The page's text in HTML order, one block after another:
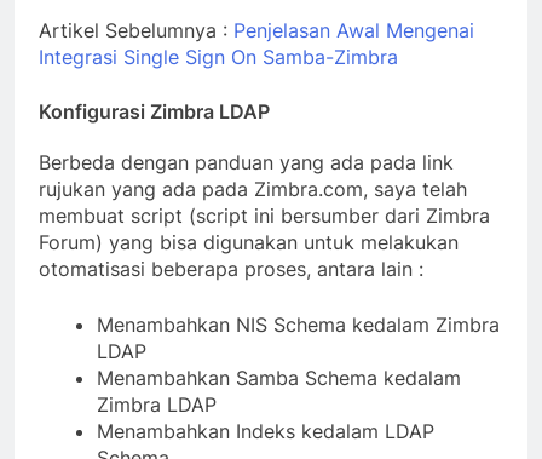
Artikel Sebelumnya : Penjelasan Awal Mengenai
Integrasi Single Sign On Samba-Zimbra
Konfigurasi Zimbra LDAP
Berbeda dengan panduan yang ada pada link
rujukan yang ada pada Zimbra.com, saya telah
membuat script (script ini bersumber dari Zimbra
Forum) yang bisa digunakan untuk melakukan
otomatisasi beberapa proses, antara lain :
Menambahkan NIS Schema kedalam Zimbra
LDAP
Menambahkan Samba Schema kedalam
Zimbra LDAP
Menambahkan Indeks kedalam LDAP